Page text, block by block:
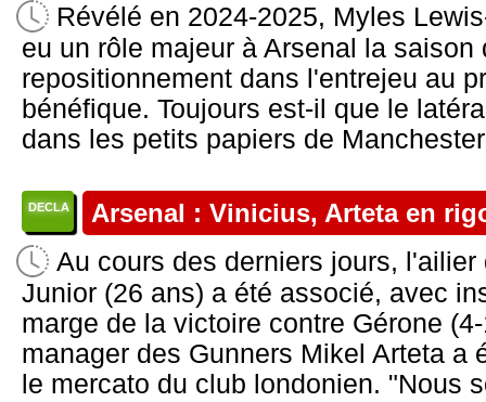
Révélé en 2024-2025, Myles
eu un rôle majeur à Arsenal la
repositionnement dans l'entrejeu au
bénéfique. Toujours est-il que le
dans les petits papiers de
DECLA Arsenal : Vinicius, Arteta en
Au cours des derniers jours,
Junior (26 ans) a été associé, avec
marge de la victoire contre Gérone
manager des Gunners Mikel Arteta a
le mercato du club londonien. "Nous